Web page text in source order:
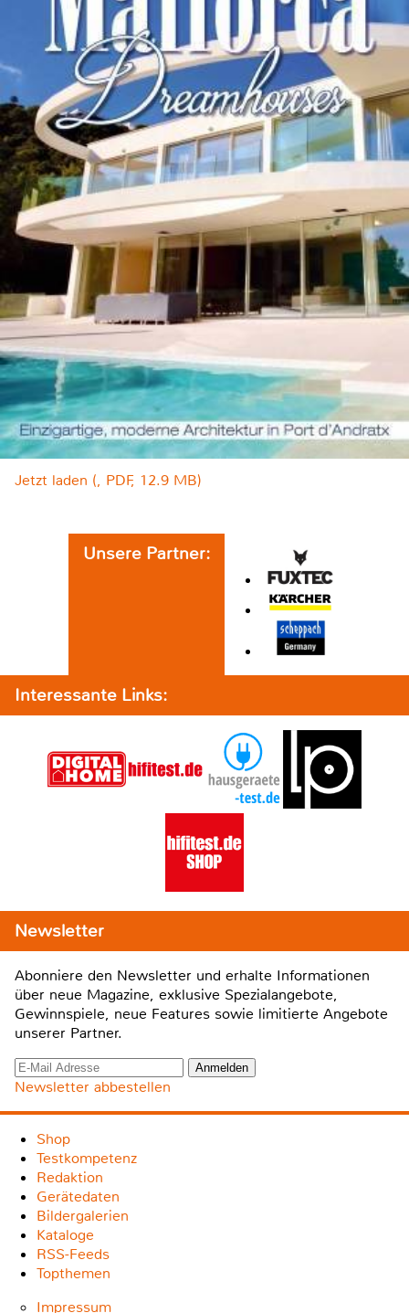
Jetzt laden (, PDF, 12.9 MB)
Unsere Partner:
Interessante Links:
Newsletter
Abonniere den Newsletter und erhalte Informationen
über neue Magazine, exklusive Spezialangebote,
Gewinnspiele, neue Features sowie limitierte Angebote
unserer Partner.
Newsletter abbestellen
Shop
Testkompetenz
Redaktion
Gerätedaten
Bildergalerien
Kataloge
RSS-Feeds
Topthemen
Impressum